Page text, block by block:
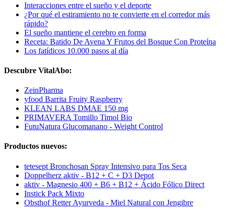
Interacciones entre el sueño y el deporte
¿Por qué el estiramiento no te convierte en el corredor más
rápido?
El sueño mantiene el cerebro en forma
Receta: Batido De Avena Y Frutos del Bosque Con Proteína
Los fatídicos 10.000 pasos al día
Descubre VitalAbo:
ZeinPharma
yfood Barrita Fruity Raspberry
KLEAN LABS DMAE 150 mg
PRIMAVERA Tomillo Timol Bio
FutuNatura Glucomanano - Weight Control
Productos nuevos:
tetesept Bronchosan Spray Intensivo para Tos Seca
Doppelherz aktiv - B12 + C + D3 Depot
aktiv - Magnesio 400 + B6 + B12 + Ácido Fólico Direct
Instick Pack Mixto
Obsthof Retter Ayurveda - Miel Natural con Jengibre